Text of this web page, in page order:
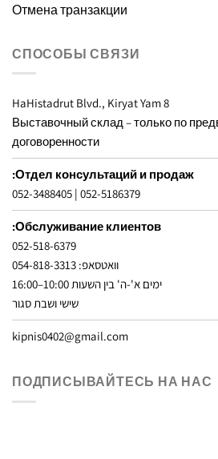
Отмена транзакции
СПОСОБЫ СВЯЗИ
8 HaHistadrut Blvd., Kiryat Yam
Выставочный склад – только по
договоренности
Отдел консультаций и продаж:
052-5186379
|
052-3488405
Обслуживание клиентов:
052-518-6379
וואטסאפ: 054-818-3313
ימים א'-ה' בין השעות 10:00–16:00
שישי ושבת סגור
kipnis0402@gmail.com
ПОДПИСЫВАЙТЕСЬ НА НАС